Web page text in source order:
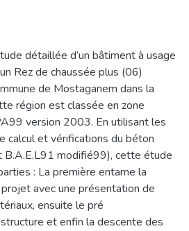
détaillée d’un bâtiment à usage
Rez de chaussée plus (06)
de Mostaganem dans la
région est classée en zone
version 2003. En utilisant les
calcul et vérifications du béton
modifié99), cette étude
: La première entame la
avec une présentation de
ensuite le pré
et enfin la descente des